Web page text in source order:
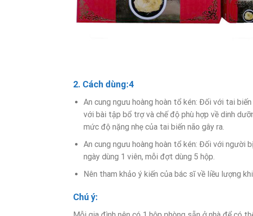
2. Cách dùng:4
An cung ngưu hoàng hoàn tổ kén: Đối với tai
với bài tập bổ trợ và chế độ phù hợp về dinh
mức độ nặng nhẹ của tai biến não gây ra.
An cung ngưu hoàng hoàn tổ kén: Đối với người
ngày dùng 1 viên, mỗi đợt dùng 5 hộp.
Nên tham khảo ý kiến của bác sĩ về liều lượng khi
Chú ý: